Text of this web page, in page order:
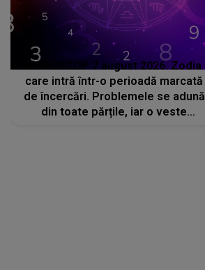
HOROSCOP 7 august 2026. Zodia
care intră într-o perioadă marcată
de încercări. Problemele se adună
din toate părțile, iar o veste